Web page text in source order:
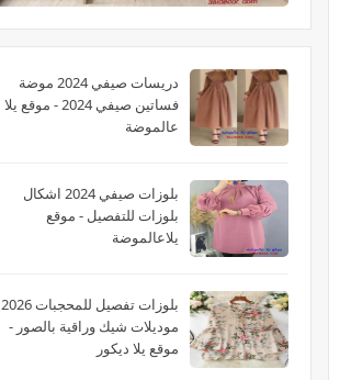
دريسات صيفي 2024 موضة
فساتين صيفي 2024 - موقع يلا
عالموضة
بلوزات صيفي 2024 اشكال
بلوزات للتفصيل - موقع
يلاعالموضة
بلوزات تفصيل للمحجبات 2026
موديلات شيك وراقية بالصور -
موقع يلا ديكور